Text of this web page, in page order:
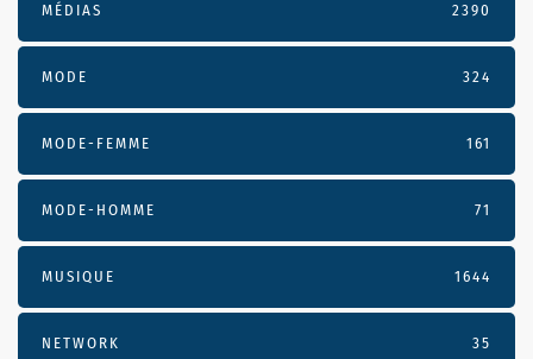
MÉDIAS 2390
MODE 324
MODE-FEMME 161
MODE-HOMME 71
MUSIQUE 1644
NETWORK 35